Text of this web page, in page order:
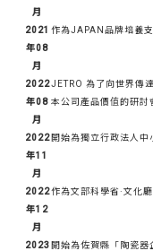
月
2021
年08
月
作為JAPAN品牌培養
2022
年08
月
JETRO 為了向世界傳
本公司產品價值的研討
2022
年11
月
開始為獨立行政法人
2022
年12
月
作為文部科學省·文化
2023 開始為佐賀縣「陶瓷